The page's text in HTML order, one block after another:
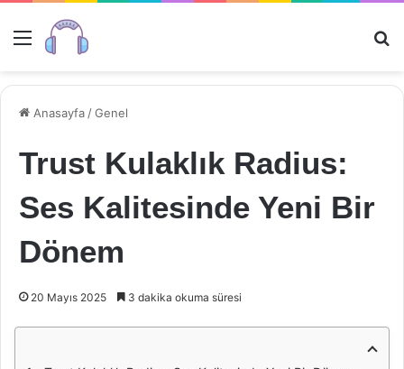
Menü
Anasayfa /Genel
Trust Kulaklık Radius:
Ses Kalitesinde Yeni Bir
Dönem
20 Mayıs 2025 3 dakika okuma süresi